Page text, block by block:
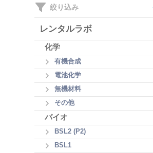
絞り込み
レンタルラボ
化学
有機合成
電池化学
無機材料
その他
バイオ
BSL2 (P2)
BSL1